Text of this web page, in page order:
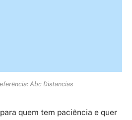
Abc Distancias
quem tem paciência e quer